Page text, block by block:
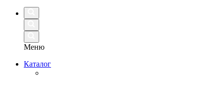
Меню
Каталог